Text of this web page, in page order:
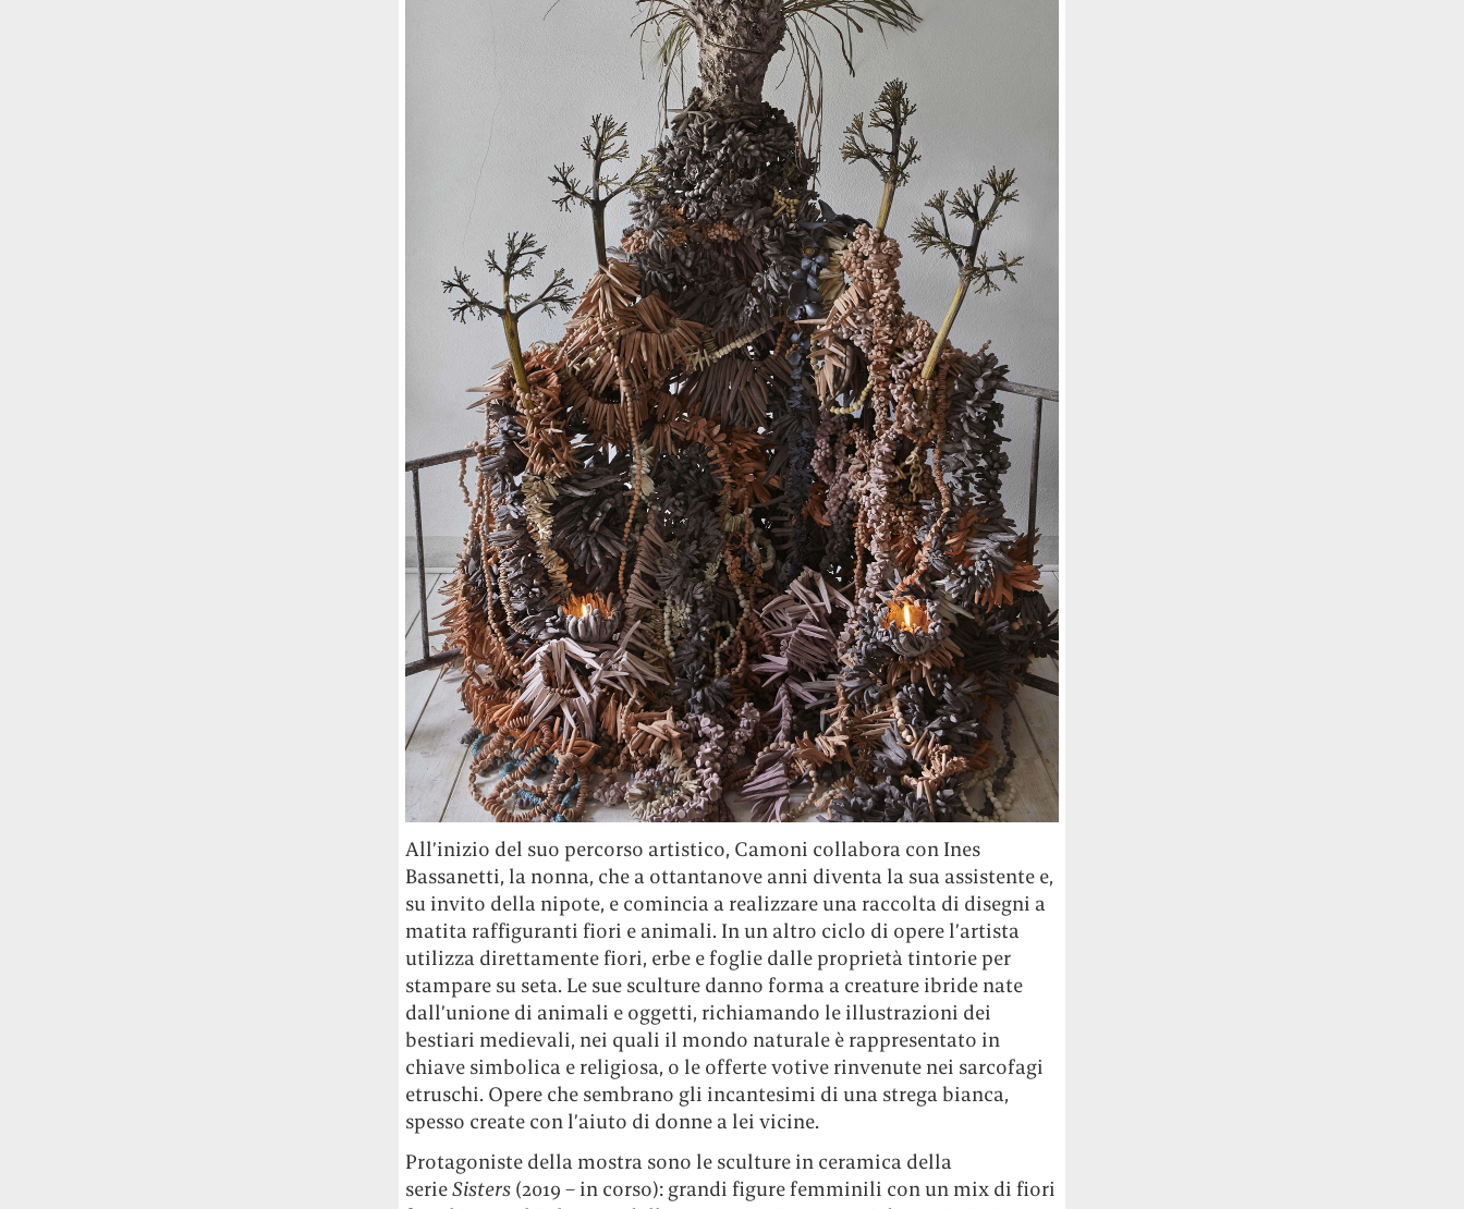
All’inizio del suo percorso artistico, Camoni collabora con Ines
Bassanetti, la nonna, che a ottantanove anni diventa la sua assistente e,
su invito della nipote, e comincia a realizzare una raccolta di disegni a
matita raffiguranti fiori e animali. In un altro ciclo di opere l’artista
utilizza direttamente fiori, erbe e foglie dalle proprietà tintorie per
stampare su seta. Le sue sculture danno forma a creature ibride nate
dall’unione di animali e oggetti, richiamando le illustrazioni dei
bestiari medievali, nei quali il mondo naturale è rappresentato in
chiave simbolica e religiosa, o le offerte votive rinvenute nei sarcofagi
etruschi. Opere che sembrano gli incantesimi di una strega bianca,
spesso create con l’aiuto di donne a lei vicine.
Protagoniste della mostra sono le sculture in ceramica della
serieSisters(2019 – in corso): grandi figure femminili con un mix di fiori